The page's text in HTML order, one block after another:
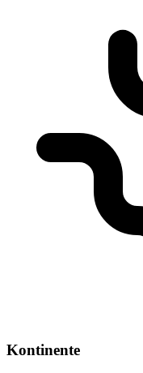
Kontinente